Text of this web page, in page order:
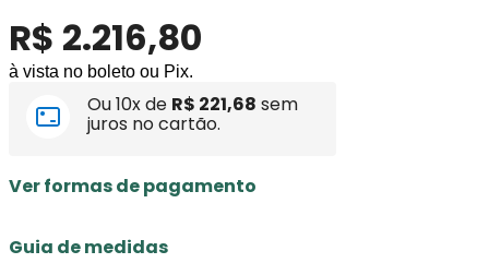
R$ 2.216,80
à vista no boleto ou Pix.
Ou10x de R$ 221,68 sem
juros no cartão.
Ver formas de pagamento
Guia de medidas